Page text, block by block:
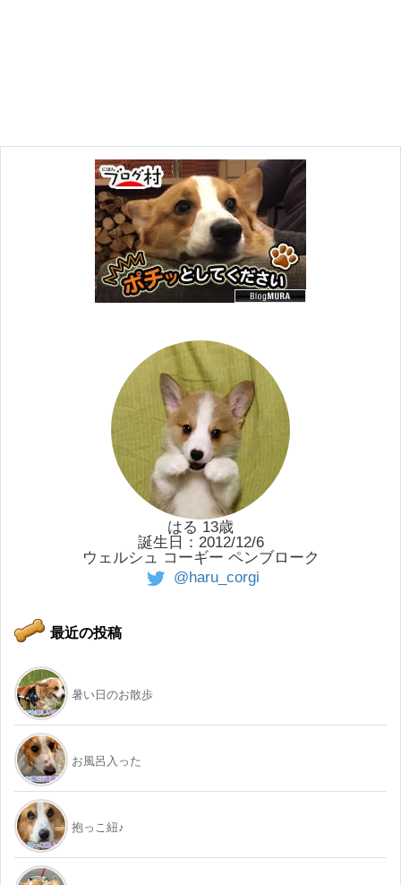
はる 13歳
誕生日：2012/12/6
ウェルシュ コーギー ペンブローク
@haru_corgi
最近の投稿
暑い日のお散歩
お風呂入った
抱っこ紐♪